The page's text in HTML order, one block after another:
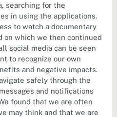
searching for the
in using the applications.
to watch a documentary
on which we then continued
social media can be seen
to recognize our own
and negative impacts.
safely through the
and notifications
found that we are often
may think and that we are